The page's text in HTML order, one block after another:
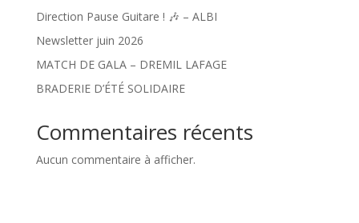
Direction Pause Guitare ! 🎶 – ALBI
Newsletter juin 2026
MATCH DE GALA – DREMIL LAFAGE
BRADERIE D’ÉTÉ SOLIDAIRE
Commentaires récents
Aucun commentaire à afficher.